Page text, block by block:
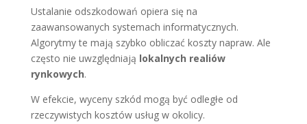
Ustalanie odszkodowań opiera się na
zaawansowanych systemach informatycznych.
Algorytmy te mają szybko obliczać koszty napraw. Ale
często nie uwzględniają lokalnych realiów
rynkowych.
W efekcie, wyceny szkód mogą być odległe od
rzeczywistych kosztów usług w okolicy.